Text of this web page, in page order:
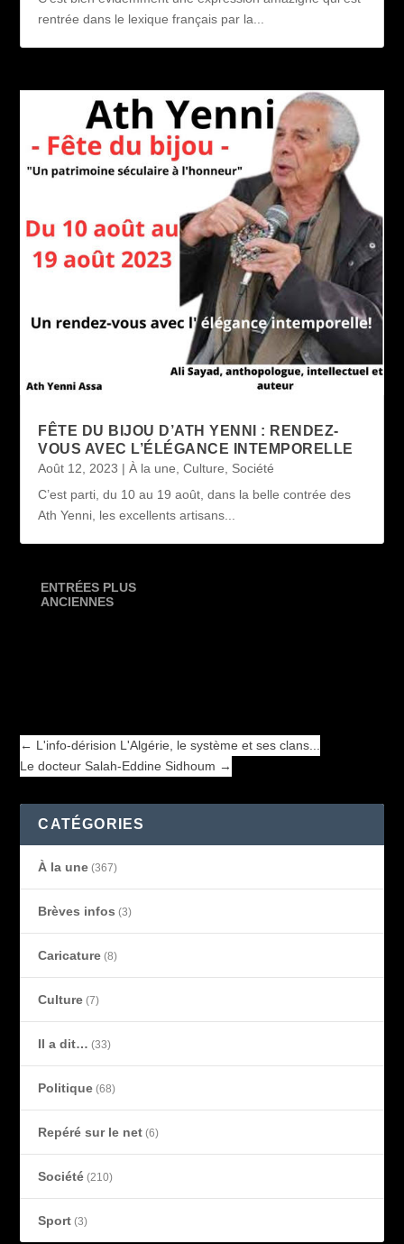
rentrée dans le lexique français par la...
FÊTE DU BIJOU D’ATH YENNI : RENDEZ-
VOUS AVEC L’ÉLÉGANCE INTEMPORELLE
Août 12, 2023 |À la une ,Culture
Société
C’est parti, du 10 au 19 août, dans la belle contrée des
Ath Yenni, les excellents artisans...
ENTRÉES PLUS
ANCIENNES
← L'info-dérision L'Algérie, le système et ses clans...
Le docteur Salah-Eddine Sidhoum →
CATÉGORIES
À la une (367)
Brèves infos (3)
Caricature (8)
Culture (7)
Il a dit… (33)
Politique (68)
Repéré sur le net (6)
Société (210)
Sport (3)